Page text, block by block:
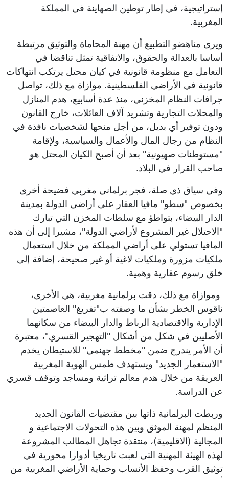
إستراتيجية، في إطار توطين الصهاينة في المملكة
المغربية.
ويرى مناهضو التطبيع أن مهنة المحاماة والتوثيق مرتبطة
أساسا بالعدالة والحقوق، والاتفاقية تمثل تناقضا في
التعامل مع منظومة قانونية في كيان محتل يرتكب انتهاكات
قانونية في الأراضي الفلسطينية. موازاة مع ذلك، تواصل
جرافات النظام المخزني، منذ عدة أسابيع، هدم المنازل
والمحلات التجارية وتشريد آلاف العائلات، خارج القانون
ودون توفير أي بديل، من أجل منحها لشخصيات نافذة في
النظام من رجال المال والأعمال والسياسية، ولإقامة
"مستوطنات صهيونية" بعد أن أصبح الكيان المحتل هو
صاحب القرار في البلاد.
وفي سياق ذي صلة، فجر برلماني مغربي فضيحة أخرى
بخصوص "سطو" مافيا العقار على أراضي الدولة بمدينة
الدار البيضاء، بتواطؤ مع سلطات المخزن التي تبارك
"الاحتلال غير المشروع لأراضي الدولة"، مشيرا إلى أن هذه
المافيا تستولي على أراضي المملكة من خلال استعمال
ملكيات مزورة وملكيات لاغية أو غير صحيحة، إضافة إلى
خلق رسوم عقارية وهمية.
وموازاة مع ذلك، دقت برلمانية مغربية، هي الأخرى،
ناقوس الخطر بشأن ما وصفته ب"تفريغ" العاصمتين
الإدارية والاقتصادية الرباط والدار البيضاء من سكانهما
الأصليين في شكل من أشكال "التهجير القسري"، معتبرة
أن الأمر يندرج ضمن "مخطط جهنمي" للاستيطان يخدم
"الاستعمار الجديد" ويستهدف طمس الهوية المغربية
العريقة من خلال هدم معالم تراثية ومساجد وتوقف قسري
عن الدراسة.
وربطت البرلمانية ذاتها بين مقتضيات القانون الجديد
المنظم لمهنة الموثق وبين هذه التحولات الاجتماعية و
المجالية (الاقليمية)، منتقدة تجاهل المطالب المشروعة
لهذه الهيئة المهنية التي لعبت تاريخيا أدوارا محورية في
توثيق القرب وحفظ الأنساب وحماية الأراضي المغربية من